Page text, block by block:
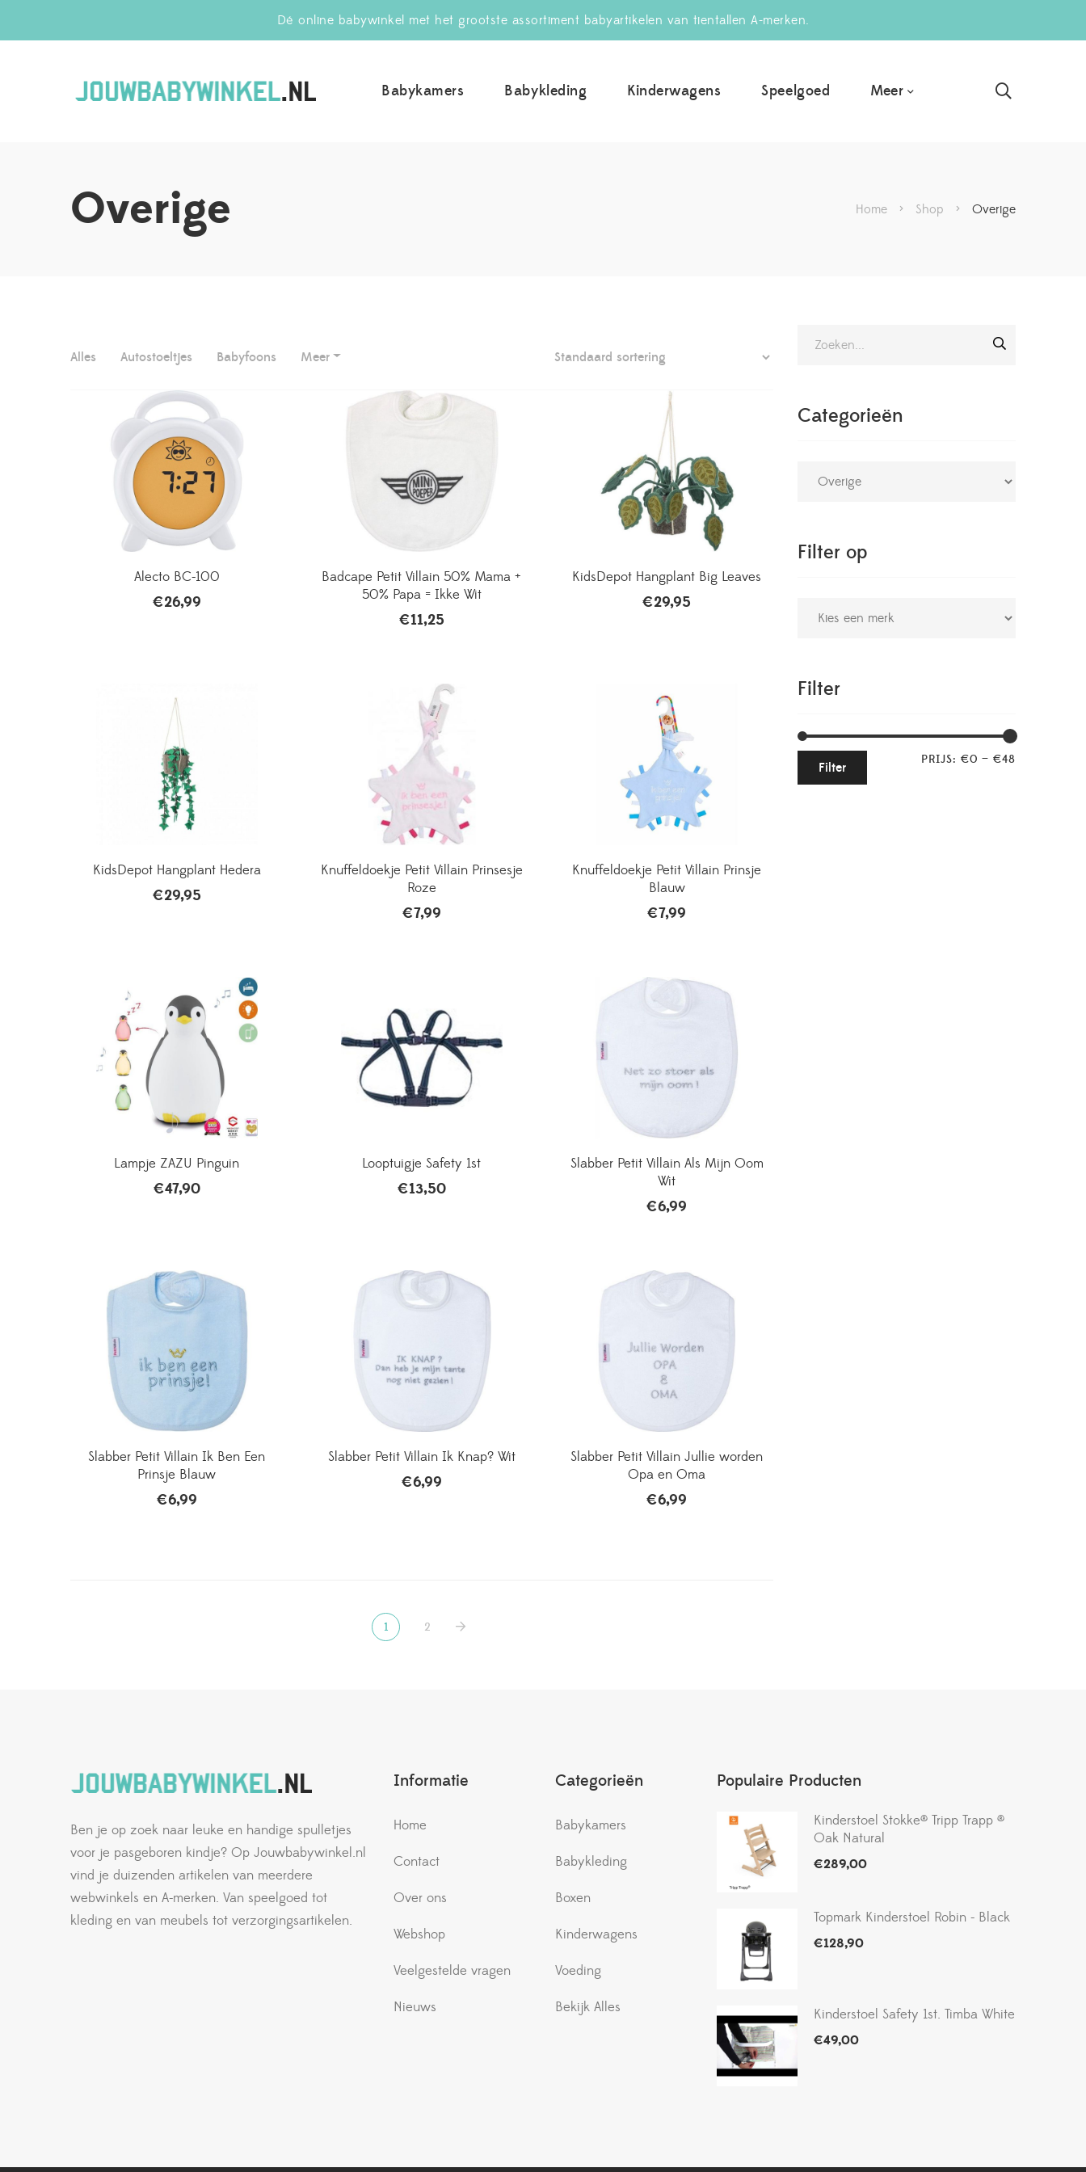
Dé online babywinkel met het grootste assortiment babyartikelen van tientallen A-merken.
Babykamers Babykleding Kinderwagens Speelgoed Meer
Overige Home > Shop > Overige
Alles Autostoeltjes Babyfoons Meer
Alecto BC-100
€26,99
Badcape Petit Villain 50% Mama +
50% Papa = Ikke Wit
€11,25
KidsDepot Hangplant Big Leaves
€29,95
KidsDepot Hangplant Hedera
€29,95
Knuffeldoekje Petit Villain Prinsesje
Roze
€7,99
Knuffeldoekje Petit Villain Prinsje
Blauw
€7,99
Lampje ZAZU Pinguin
€47,90
Looptuigje Safety 1st
€13,50
Slabber Petit Villain Als Mijn Oom
Wit
€6,99
Slabber Petit Villain Ik Ben Een
Prinsje Blauw
€6,99
Slabber Petit Villain Ik Knap? Wit
€6,99
Slabber Petit Villain Jullie worden
Opa en Oma
€6,99
1 2
Categorieën
Filter op
Filter
Filter PRIJS: €0 — €48
Ben je op zoek naar leuke en handige spulletjes
voor je pasgeboren kindje? Op Jouwbabywinkel.nl
vind je duizenden artikelen van meerdere
webwinkels en A-merken. Van speelgoed tot
kleding en van meubels tot verzorgingsartikelen.
Informatie
Home
Contact
Over ons
Webshop
Veelgestelde vragen
Nieuws
Categorieën
Babykamers
Babykleding
Boxen
Kinderwagens
Voeding
Bekijk Alles
Populaire Producten
Kinderstoel Stokke® Tripp Trapp ®
Oak Natural
€289,00
Topmark Kinderstoel Robin - Black
€128,90
Kinderstoel Safety 1st. Timba White
€49,00